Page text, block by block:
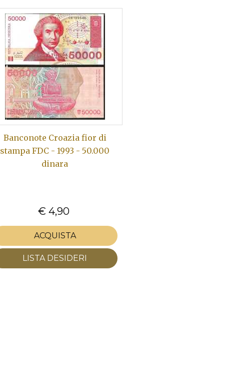
Banconote Croazia fior di
stampa FDC - 1993 - 50.000
dinara
€ 4,90
ACQUISTA
LISTA DESIDERI